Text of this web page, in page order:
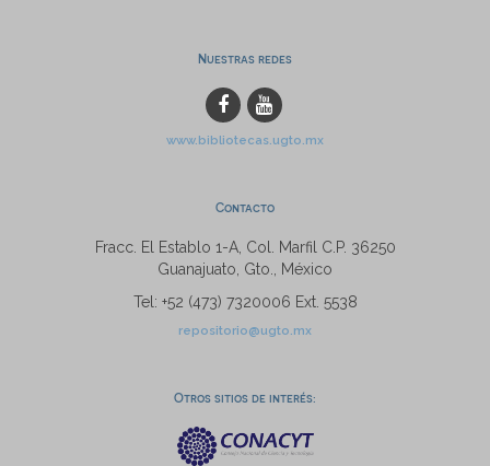
Nuestras redes
www.bibliotecas.ugto.mx
Contacto
Fracc. El Establo 1-A, Col. Marfil C.P. 36250
Guanajuato, Gto., México
Tel: +52 (473) 7320006 Ext. 5538
repositorio@ugto.mx
Otros sitios de interés: